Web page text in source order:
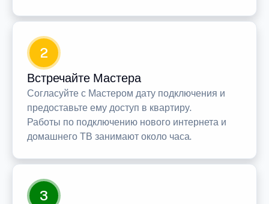
2
Встречайте Мастера
Согласуйте с Мастером дату подключения и
предоставьте ему доступ в квартиру.
Работы по подключению нового интернета и
домашнего ТВ занимают около часа.
3